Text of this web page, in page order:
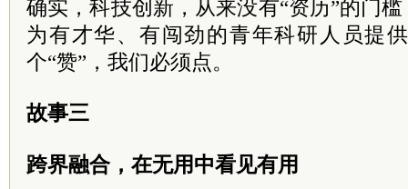
确实，科技创新，从来没有“资历”的门
为有才华、有闯劲的青年科研人员提
个“赞”，我们必须点。
故事三
跨界融合，在无用中看见有用